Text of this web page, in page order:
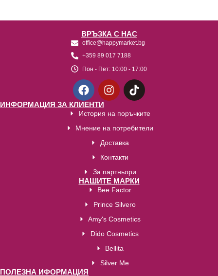
ВРЪЗКА С НАС
office@happymarket.bg
+359 89 017 7188
Пон - Пет: 10:00 - 17:00
ИНФОРМАЦИЯ ЗА КЛИЕНТИ
История на поръчките
Мнение на потребители
Доставка
Контакти
За партньори
НАШИТЕ МАРКИ
Bee Factor
Prince Silvero
Amy's Cosmetics
Dido Cosmetics
Bellita
Silver Me
ПОЛЕЗНА ИФОРМАЦИЯ